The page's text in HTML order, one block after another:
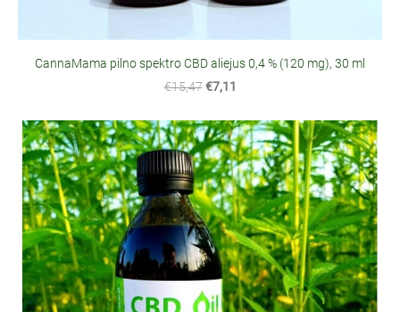
CannaMama pilno spektro CBD aliejus 0,4 % (120 mg), 30 ml
€15,47 €7,11